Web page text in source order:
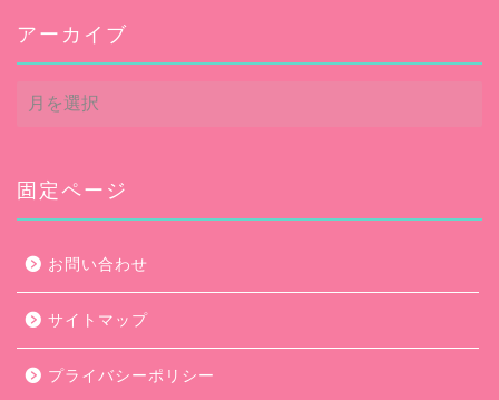
アーカイブ
ア
ー
ブ
固定ページ
お問い合わせ
サイトマップ
プライバシーポリシー